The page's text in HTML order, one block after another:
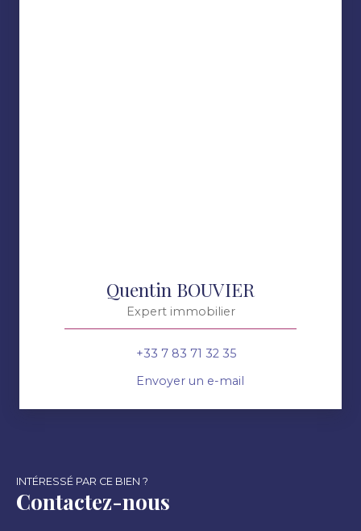
Quentin BOUVIER
Expert immobilier
+33 7 83 71 32 35
Envoyer un e-mail
INTÉRESSÉ PAR CE BIEN ?
Contactez-nous